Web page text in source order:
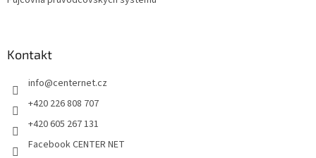
Kontakt
info@centernet.cz
+420 226 808 707
+420 605 267 131
Facebook CENTER NET